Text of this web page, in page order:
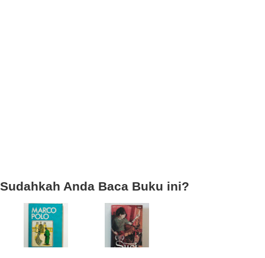
Sudahkah Anda Baca Buku ini?